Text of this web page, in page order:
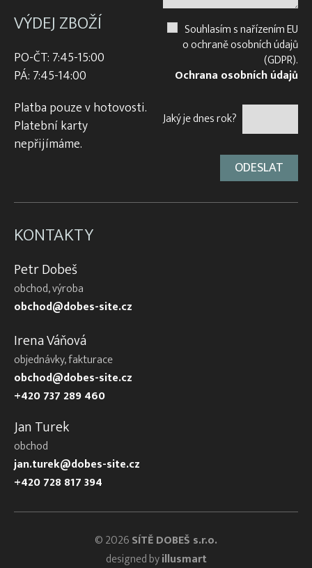
VÝDEJ ZBOŽÍ
PO-ČT: 7:45-15:00
PÁ: 7:45-14:00
Platba pouze v hotovosti.
Platební karty
nepřijímáme.
Souhlasím s nařízením EU
o ochraně osobních údajů
(GDPR).
Ochrana osobních údajů
Jaký je dnes rok?
KONTAKTY
Petr Dobeš
obchod, výroba
obchod@dobes-site.cz
Irena Váňová
objednávky, fakturace
obchod@dobes-site.cz
+420 737 289 460
Jan Turek
obchod
jan.turek@dobes-site.cz
+420 728 817 394
© 2026SÍTĚ DOBEŠ s.r.o.
designed byillusmart